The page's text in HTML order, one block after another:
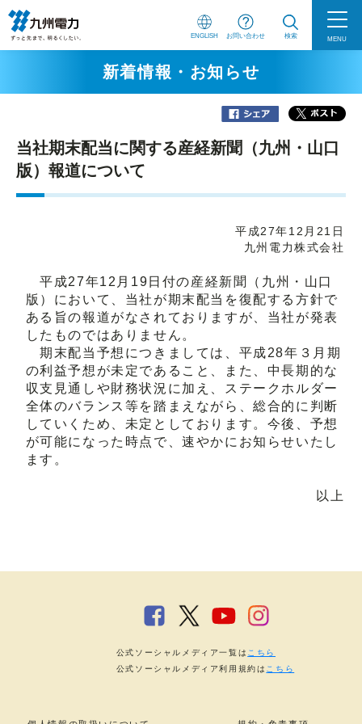
ENGLISH お問い合わせ 検索 MENU
新着情報・お知らせ
当社期末配当に関する産経新聞（九州・山口
版）報道について
平成27年12月21日
九州電力株式会社
平成27年12月19日付の産経新聞（九州・山口
版）において、当社が期末配当を復配する方針で
ある旨の報道がなされておりますが、当社が発表
したものではありません。
期末配当予想につきましては、平成28年３月期
の利益予想が未定であること、また、中長期的な
収支見通しや財務状況に加え、ステークホルダー
全体のバランス等を踏まえながら、総合的に判断
していくため、未定としております。今後、予想
が可能になった時点で、速やかにお知らせいたし
ます。
以上
公式ソーシャルメディア一覧は こちら
公式ソーシャルメディア利用規約は こちら